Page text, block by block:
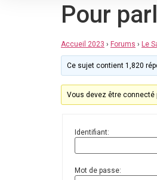
Pour
Accueil 2023 › Forums › Le
Ce sujet contient 1,820
Vous devez être connecté
Identifiant:
Mot de passe: